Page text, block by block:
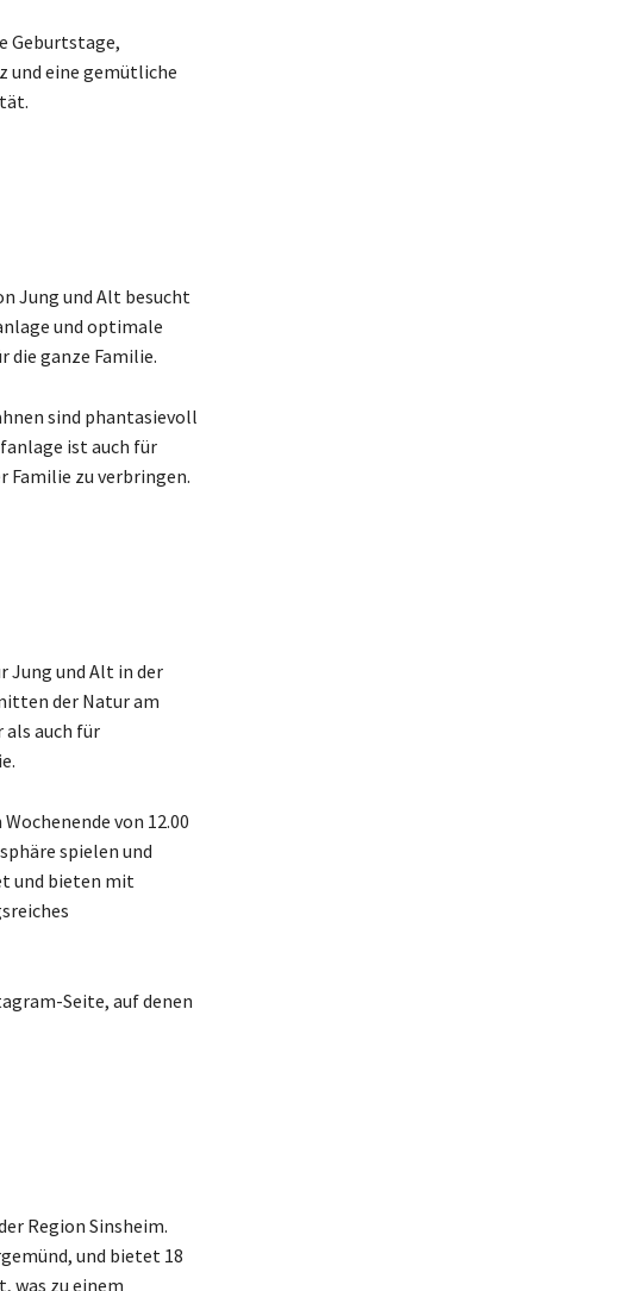
Geburtstage,
und eine gemütliche
Jung und Alt besucht
und optimale
die ganze Familie.
sind phantasievoll
ist auch für
zu verbringen.
und Alt in der
der Natur am
auch für
von 12.00
spielen und
und bieten mit
Seite, auf denen
Region Sinsheim.
und bietet 18
was zu einem